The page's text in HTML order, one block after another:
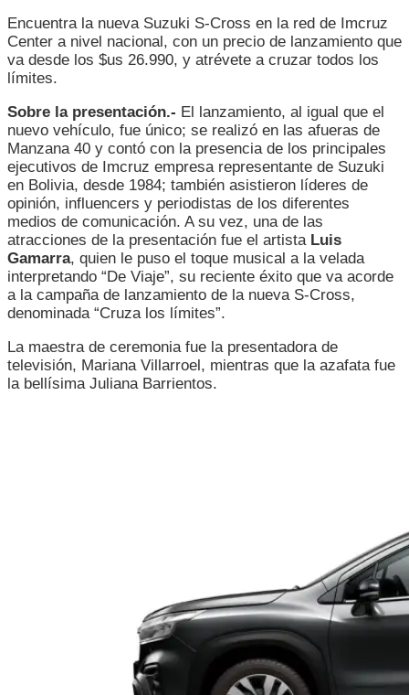
Encuentra la nueva Suzuki S-Cross en la red de Imcruz
Center a nivel nacional, con un precio de lanzamiento que
va desde los $us 26.990, y atrévete a cruzar todos los
límites.
Sobre la presentación.- El lanzamiento, al igual que el
nuevo vehículo, fue único; se realizó en las afueras de
Manzana 40 y contó con la presencia de los principales
ejecutivos de Imcruz empresa representante de Suzuki
en Bolivia, desde 1984; también asistieron líderes de
opinión, influencers y periodistas de los diferentes
medios de comunicación. A su vez, una de las
atracciones de la presentación fue el artista Luis
Gamarra, quien le puso el toque musical a la velada
interpretando “De Viaje”, su reciente éxito que va acorde
a la campaña de lanzamiento de la nueva S-Cross,
denominada “Cruza los límites”.
La maestra de ceremonia fue la presentadora de
televisión, Mariana Villarroel, mientras que la azafata fue
la bellísima Juliana Barrientos.